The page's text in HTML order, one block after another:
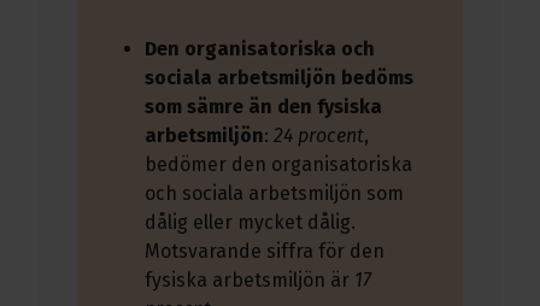
Den organisatoriska och
sociala arbetsmiljön bedöms
som sämre än den fysiska
arbetsmiljön: 24 procent,
bedömer den organisatoriska
och sociala arbetsmiljön som
dålig eller mycket dålig.
Motsvarande siffra för den
fysiska arbetsmiljön är 17